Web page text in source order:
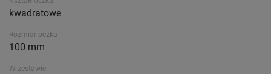
kwadratowe
Rozmiar oczka
100 mm
W zestawie